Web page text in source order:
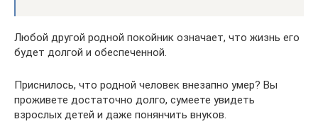
Любой другой родной покойник означает, что жизнь его
будет долгой и обеспеченной.
Приснилось, что родной человек внезапно умер? Вы
проживете достаточно долго, сумеете увидеть
взрослых детей и даже понянчить внуков.